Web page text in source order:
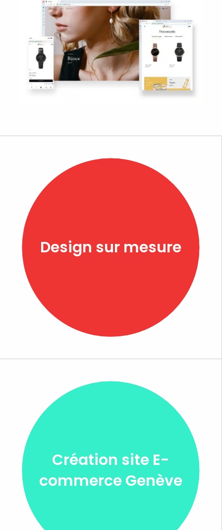
Design sur mesure
Création site E-
commerce Genève